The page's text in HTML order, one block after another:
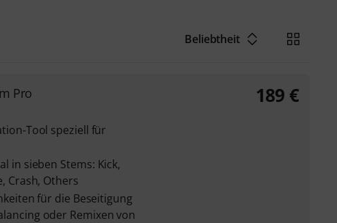
Beliebtheit
Pro
Tool speziell für
in sieben Stems: Kick,
Crash, Others
für die Beseitigung
oder Remixen von
189 €